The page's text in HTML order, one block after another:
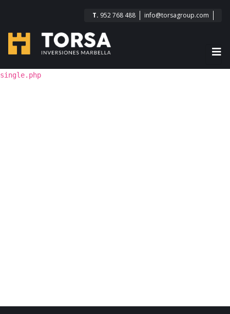
T. 952 768 488 info@torsagroup.com
single.php